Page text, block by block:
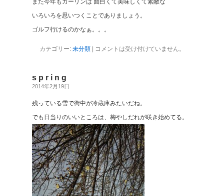
いろいろを思いつくことでありましょう。
ゴルフ行けるのかなぁ。。。
カテゴリー: 未分類| コメントは受け付けていません。
s p r i n g
2014年2月19日
残っている雪で街中が冷蔵庫みたいだね。
でも日当りのいいところは、梅やしだれが咲き始めてる。